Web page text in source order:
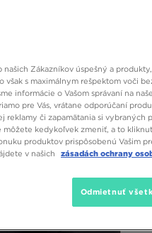
Zákazníkov úspešný a
však s maximálnym rešpektom voči
informácie o Vašom správaní na
pre Vás, vrátane odporúčaní
reklamy či zapamätania si vybraných
kedykoľvek zmeniť, a to
produktov prispôsobenú Vašim
v našich
zásadách ochrany
Odmietnuť